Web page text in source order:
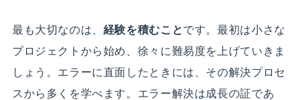
最も大切なのは、 経験を積むことです。最初は小さな
プロジェクトから始め、徐々に難易度を上げていきま
しょう。エラーに直面したときには、その解決プロセ
スから多くを学べます。エラー解決は成長の証であ